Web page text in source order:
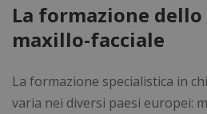
La formazione
maxillo-facciale
La formazione specialistica in
varia nei diversi paesi europei: